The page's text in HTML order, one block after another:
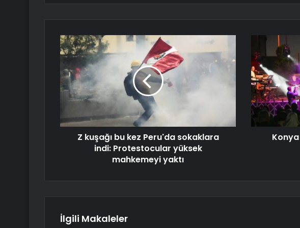
Z kuşağı bu kez Peru'da sokaklara
indi: Protestocular yüksek
mahkemeyi yaktı
İlgili Makaleler